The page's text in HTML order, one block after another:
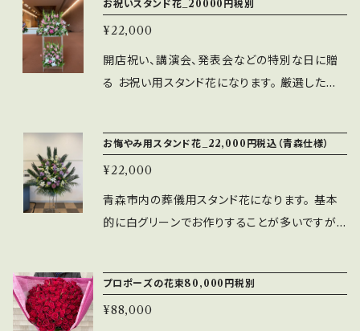
お祝いスタンド花_20000円税別
¥22,000
開店祝い、講演会、発表会などの特別な日に贈
る お祝い用スタンド花になります。 厳選した花
も特徴です。開店日一日だけでなく、水を足して
もらえれば１週間程度飾っていただけるアレン
ジです。
お悔やみ用スタンド花_22,000円税込（青森仕様）
¥22,000
青森市内の葬儀用スタンド花になります。 基本
的に白グリーンでお作りすることが多いですが、
0円）、配達料すべて込みの値段になります。
プロポーズの花束80,000円税別
¥88,000